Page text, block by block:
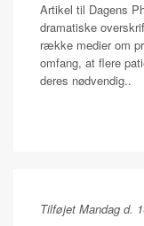
Artikel til Dagens
dramatiske
række medier om
omfang, at flere
deres nødvendig..
Tilføjet Mandag d.